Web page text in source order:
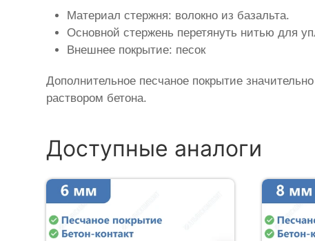
Материал стержня: волокно из базальта.
Основной стержень перетянуть нитью для
Внешнее покрытие: песок
Дополнительное песчаное покрытие
раствором бетона.
Доступные аналоги